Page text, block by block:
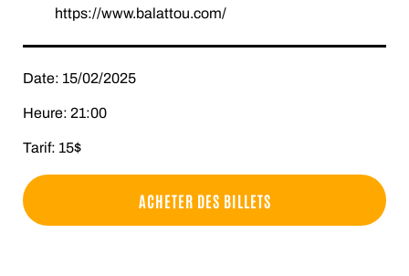
https://www.balattou.com/
Date: 15/02/2025
Heure: 21:00
Tarif: 15$
ACHETER DES BILLETS